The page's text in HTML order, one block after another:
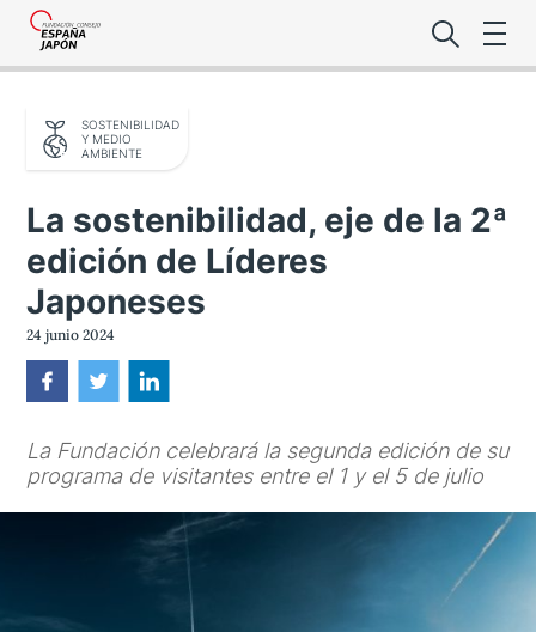
Lo último de la
Noticias
SOSTENIBILIDAD
Y MEDIO
AMBIENTE
La sostenibilidad, eje de la 2ª
edición de Líderes
Japoneses
24 junio 2024
La Fundación celebrará la segunda edición de su
programa de visitantes entre el 1 y el 5 de julio